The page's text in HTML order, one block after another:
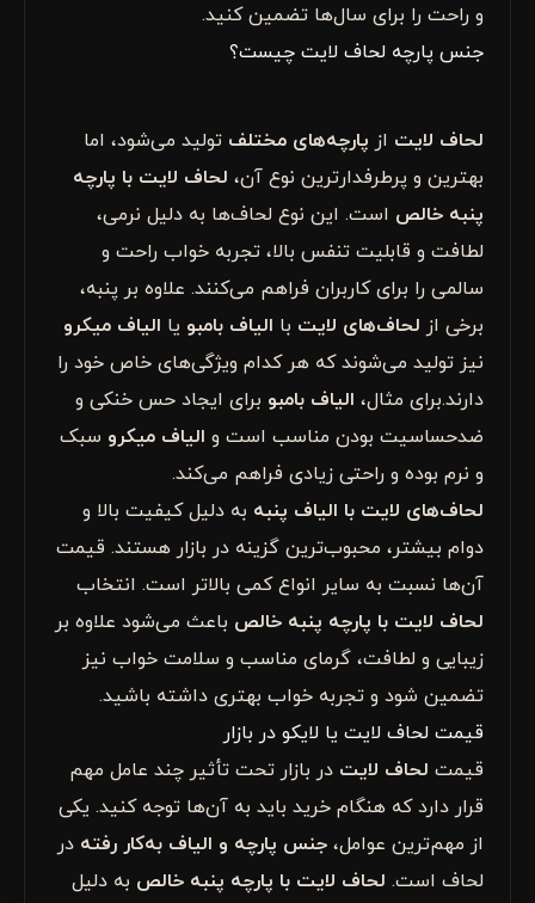
و راحت را برای سال‌ها تضمین کنید.
جنس پارچه لحاف لایت چیست؟
لحاف لایت از پارچه‌های مختلف تولید می‌شود، اما
بهترین و پرطرفدارترین نوع آن، لحاف لایت با پارچه
پنبه خالص است. این نوع لحاف‌ها به دلیل نرمی،
لطافت و قابلیت تنفس بالا، تجربه خواب راحت و
سالمی را برای کاربران فراهم می‌کنند. علاوه بر پنبه،
برخی از لحاف‌های لایت با الیاف بامبو یا الیاف میکرو
نیز تولید می‌شوند که هر کدام ویژگی‌های خاص خود را
دارند.برای مثال، الیاف بامبو برای ایجاد حس خنکی و
ضدحساسیت بودن مناسب است و الیاف میکرو سبک
و نرم بوده و راحتی زیادی فراهم می‌کند.
لحاف‌های لایت با الیاف پنبه به دلیل کیفیت بالا و
دوام بیشتر، محبوب‌ترین گزینه در بازار هستند. قیمت
آن‌ها نسبت به سایر انواع کمی بالاتر است. انتخاب
لحاف لایت با پارچه پنبه خالص باعث می‌شود علاوه بر
زیبایی و لطافت، گرمای مناسب و سلامت خواب نیز
تضمین شود و تجربه خواب بهتری داشته باشید.
قیمت لحاف لایت یا لایکو در بازار
قیمت لحاف لایت در بازار تحت تأثیر چند عامل مهم
قرار دارد که هنگام خرید باید به آن‌ها توجه کنید. یکی
از مهم‌ترین عوامل، جنس پارچه و الیاف به‌کار رفته در
لحاف است. لحاف لایت با پارچه پنبه خالص به دلیل